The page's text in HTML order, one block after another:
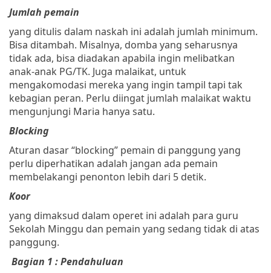
Jumlah pemain
yang ditulis dalam naskah ini adalah jumlah minimum.
Bisa ditambah. Misalnya, domba yang seharusnya
tidak ada, bisa diadakan apabila ingin melibatkan
anak-anak PG/TK. Juga malaikat, untuk
mengakomodasi mereka yang ingin tampil tapi tak
kebagian peran. Perlu diingat jumlah malaikat waktu
mengunjungi Maria hanya satu.
Blocking
Aturan dasar “blocking” pemain di panggung yang
perlu diperhatikan adalah jangan ada pemain
membelakangi penonton lebih dari 5 detik.
Koor
yang dimaksud dalam operet ini adalah para guru
Sekolah Minggu dan pemain yang sedang tidak di atas
panggung.
Bagian 1 : Pendahuluan